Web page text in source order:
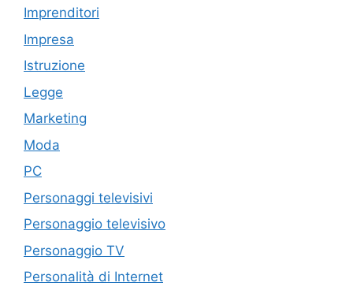
Imprenditori
Impresa
Istruzione
Legge
Marketing
Moda
PC
Personaggi televisivi
Personaggio televisivo
Personaggio TV
Personalità di Internet